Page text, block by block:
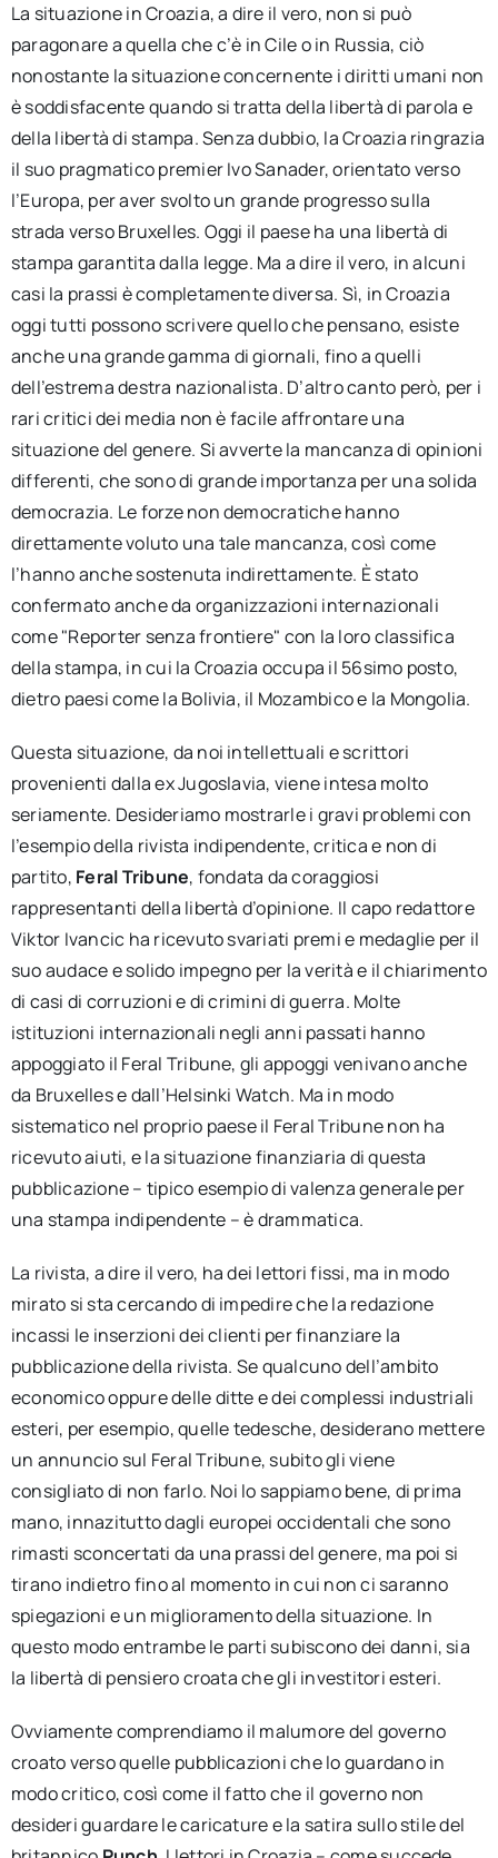
La situazione in Croazia, a dire il vero, non si può
paragonare a quella che c’è in Cile o in Russia, ciò
nonostante la situazione concernente i diritti umani non
è soddisfacente quando si tratta della libertà di parola e
della libertà di stampa. Senza dubbio, la Croazia ringrazia
il suo pragmatico premier Ivo Sanader, orientato verso
l’Europa, per aver svolto un grande progresso sulla
strada verso Bruxelles. Oggi il paese ha una libertà di
stampa garantita dalla legge. Ma a dire il vero, in alcuni
casi la prassi è completamente diversa. Sì, in Croazia
oggi tutti possono scrivere quello che pensano, esiste
anche una grande gamma di giornali, fino a quelli
dell’estrema destra nazionalista. D’altro canto però, per i
rari critici dei media non è facile affrontare una
situazione del genere. Si avverte la mancanza di opinioni
differenti, che sono di grande importanza per una solida
democrazia. Le forze non democratiche hanno
direttamente voluto una tale mancanza, così come
l’hanno anche sostenuta indirettamente. È stato
confermato anche da organizzazioni internazionali
come "Reporter senza frontiere" con la loro classifica
della stampa, in cui la Croazia occupa il 56simo posto,
dietro paesi come la Bolivia, il Mozambico e la Mongolia.
Questa situazione, da noi intellettuali e scrittori
provenienti dalla ex Jugoslavia, viene intesa molto
seriamente. Desideriamo mostrarle i gravi problemi con
l’esempio della rivista indipendente, critica e non di
partito, Feral Tribune, fondata da coraggiosi
rappresentanti della libertà d’opinione. Il capo redattore
Viktor Ivancic ha ricevuto svariati premi e medaglie per il
suo audace e solido impegno per la verità e il chiarimento
di casi di corruzioni e di crimini di guerra. Molte
istituzioni internazionali negli anni passati hanno
appoggiato il Feral Tribune, gli appoggi venivano anche
da Bruxelles e dall’Helsinki Watch. Ma in modo
sistematico nel proprio paese il Feral Tribune non ha
ricevuto aiuti, e la situazione finanziaria di questa
pubblicazione – tipico esempio di valenza generale per
una stampa indipendente – è drammatica.
La rivista, a dire il vero, ha dei lettori fissi, ma in modo
mirato si sta cercando di impedire che la redazione
incassi le inserzioni dei clienti per finanziare la
pubblicazione della rivista. Se qualcuno dell’ambito
economico oppure delle ditte e dei complessi industriali
esteri, per esempio, quelle tedesche, desiderano mettere
un annuncio sul Feral Tribune, subito gli viene
consigliato di non farlo. Noi lo sappiamo bene, di prima
mano, innazitutto dagli europei occidentali che sono
rimasti sconcertati da una prassi del genere, ma poi si
tirano indietro fino al momento in cui non ci saranno
spiegazioni e un miglioramento della situazione. In
questo modo entrambe le parti subiscono dei danni, sia
la libertà di pensiero croata che gli investitori esteri.
Ovviamente comprendiamo il malumore del governo
croato verso quelle pubblicazioni che lo guardano in
modo critico, così come il fatto che il governo non
desideri guardare le caricature e la satira sullo stile del